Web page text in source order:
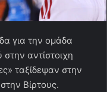
για την ομάδα
αντίστοιχη
ταξίδεψαν στην
Βίρτους.